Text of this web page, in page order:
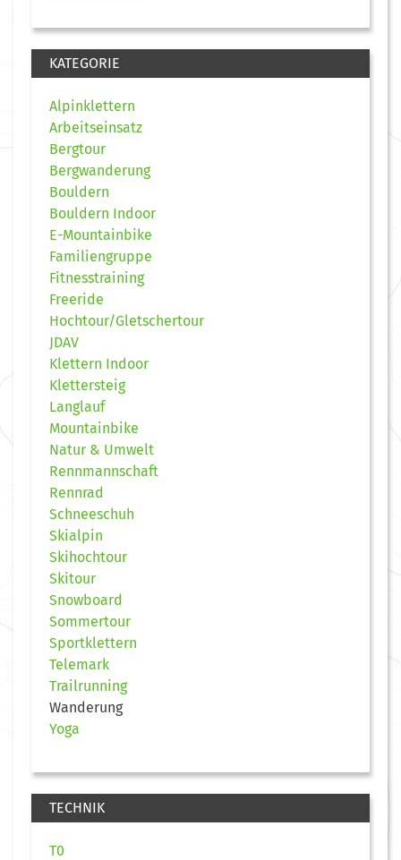
KATEGORIE
Alpinklettern
Arbeitseinsatz
Bergtour
Bergwanderung
Bouldern
Bouldern Indoor
E-Mountainbike
Familiengruppe
Fitnesstraining
Freeride
Hochtour/Gletschertour
JDAV
Klettern Indoor
Klettersteig
Langlauf
Mountainbike
Natur & Umwelt
Rennmannschaft
Rennrad
Schneeschuh
Skialpin
Skihochtour
Skitour
Snowboard
Sommertour
Sportklettern
Telemark
Trailrunning
Wanderung
Yoga
TECHNIK
T0